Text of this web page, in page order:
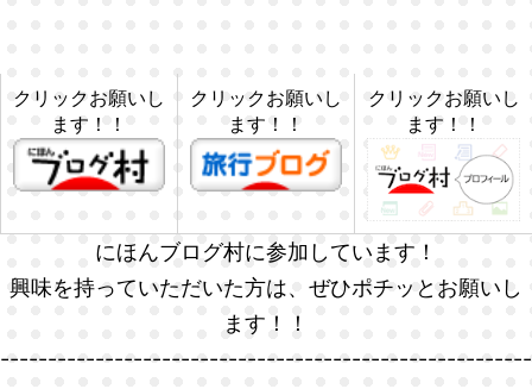
クリックお願いし
ます！！
クリックお願いし
ます！！
クリックお願いし
ます！！
にほんブログ村に参加しています！
興味を持っていただいた方は、ぜひポチッとお願いし
ます！！
--------------------------------------------------------